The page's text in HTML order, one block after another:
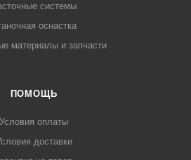
системы
оснастка
материалы и запчасти
ПОМОЩЬ
Условия оплаты
доставки